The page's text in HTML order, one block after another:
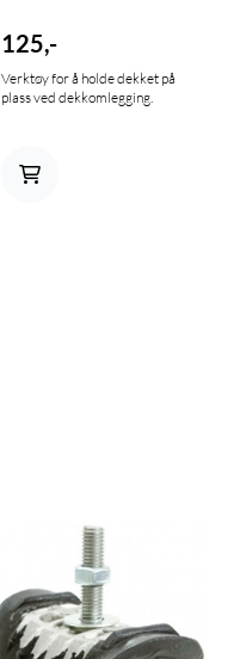
125,-
Verktøy for å holde dekket på
plass ved dekkomlegging.